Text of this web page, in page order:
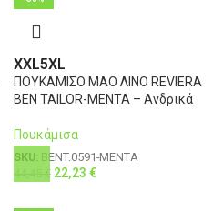
XXL5XL
ΠΟΥΚΑΜΙΣΟ ΜΑΟ ΛΙΝΟ REVIERA
BEN TAILOR-ΜΕΝΤΑ – Ανδρικά
Πουκάμισα
SKU: BENT.0591-ΜΕΝΤΑ
€ 22,23 €